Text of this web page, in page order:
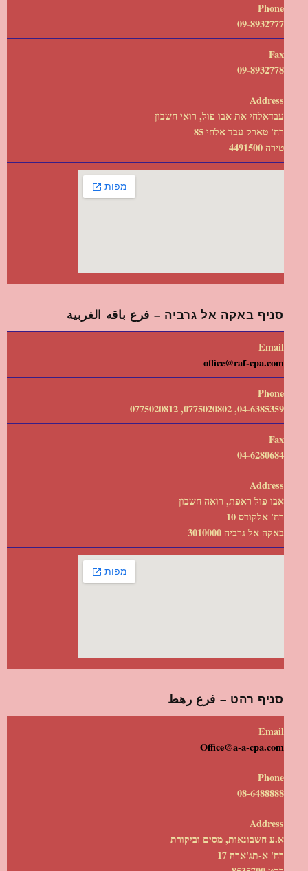
Phone
09-8932777
Fax
09-8932778
Address
עבדאלחי את אבו פול, רואי חשבון
רח' טארק עבד אלחי 85
טירה 4491500
סניף באקה אל גרביה – فرع باقه الغربية
Email
office@raf-cpa.com
Phone
04-6385359, 0775020802, 0775020812
Fax
04-6280684
Address
אבו פול ראפת, רואה חשבון
רח' אלקודס 10
באקה אל גרביה 3010000
סניף רהט – فرع رهط
Email
Office@a-a-cpa.com
Phone
08-6488888
Address
א.ע חשבונאות, מסים וביקורת
רח' א-תג'ארה 17